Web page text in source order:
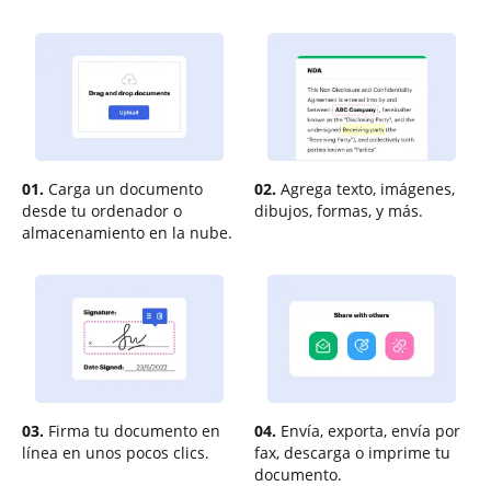
01. Carga un documento
desde tu ordenador o
almacenamiento en la nube.
02. Agrega texto, imágenes,
dibujos, formas, y más.
03. Firma tu documento en
línea en unos pocos clics.
04. Envía, exporta, envía por
fax, descarga o imprime tu
documento.